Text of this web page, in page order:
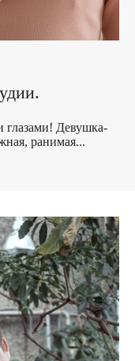
глазами! Девушка-
ранимая...